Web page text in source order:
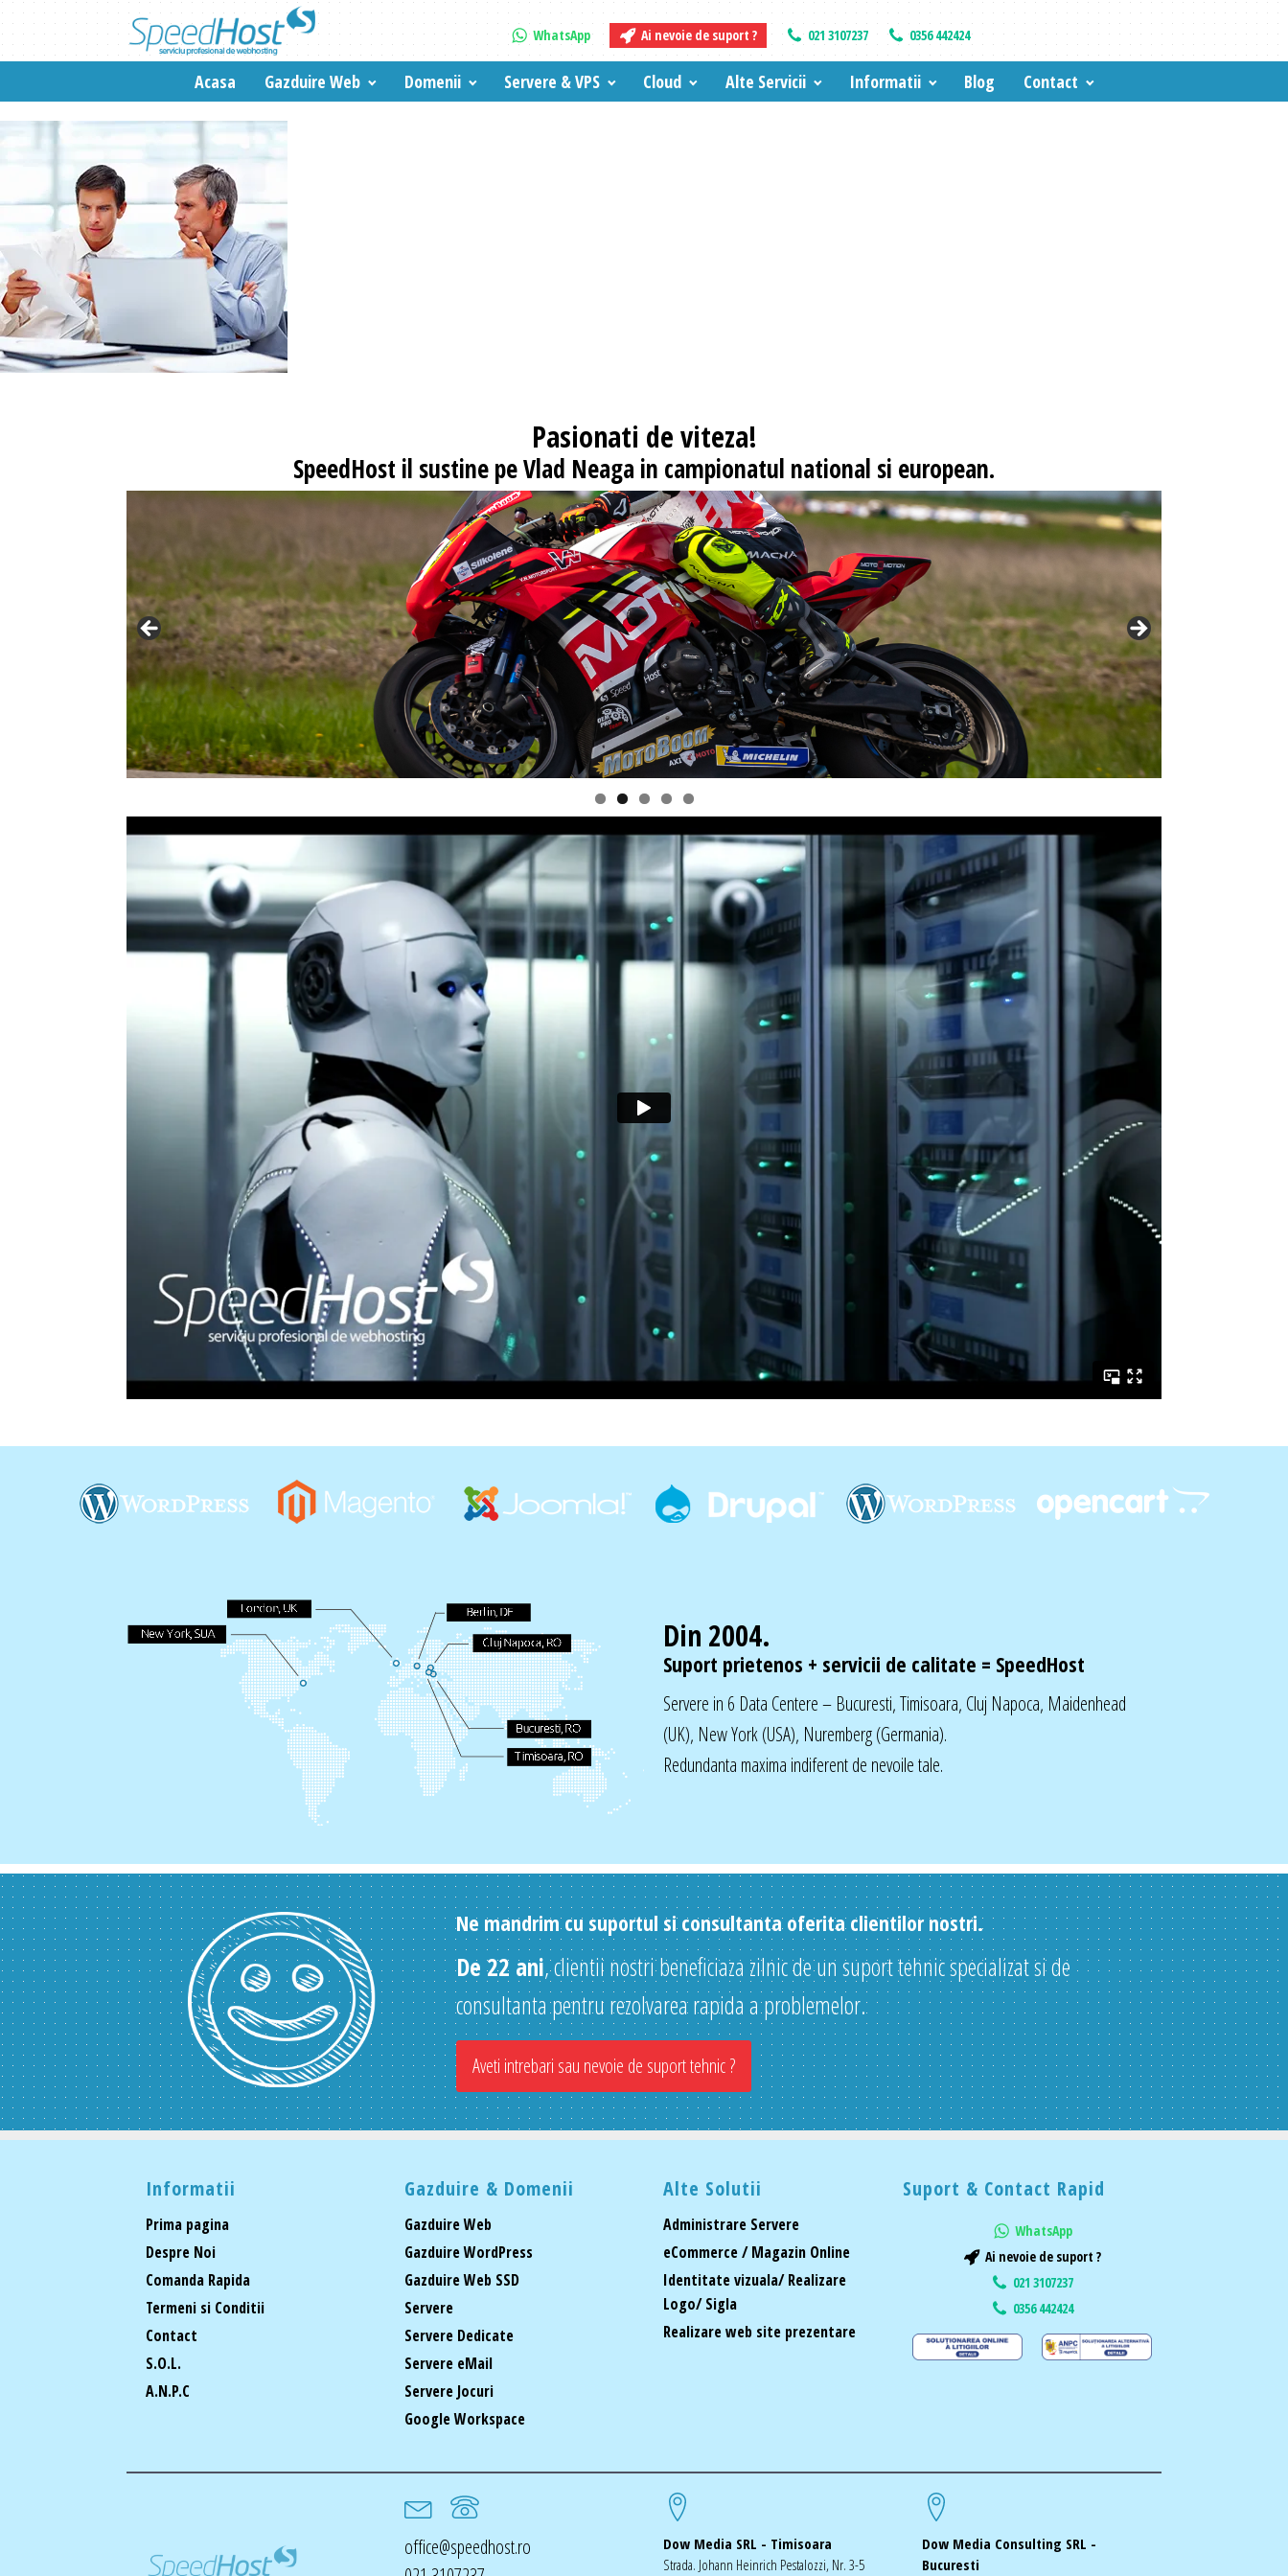
WhatsApp Ai nevoie de suport ? 021 3107237 0356 442424
Acasa Gazduire Web Domenii Servere & VPS Cloud Alte Servicii Informatii Blog Contact
Pasionati de viteza!
SpeedHost il sustine pe Vlad Neaga in campionatul national si european.
Din 2004.
Suport prietenos + servicii de calitate = SpeedHost
Servere in 6 Data Centere – Bucuresti, Timisoara, Cluj Napoca, Maidenhead
(UK), New York (USA), Nuremberg (Germania).
Redundanta maxima indiferent de nevoile tale.
Ne mandrim cu suportul si consultanta oferita clientilor nostri.
De 22 ani, clientii nostri beneficiaza zilnic de un suport tehnic specializat si de
consultanta pentru rezolvarea rapida a problemelor.
Aveti intrebari sau nevoie de suport tehnic ?
Informatii
Prima pagina
Despre Noi
Comanda Rapida
Termeni si Conditii
Contact
S.O.L.
A.N.P.C
Gazduire & Domenii
Gazduire Web
Gazduire WordPress
Gazduire Web SSD
Servere
Servere Dedicate
Servere eMail
Servere Jocuri
Google Workspace
Alte Solutii
Administrare Servere
eCommerce / Magazin Online
Identitate vizuala/ Realizare
Logo/ Sigla
Realizare web site prezentare
Suport & Contact Rapid
WhatsApp
Ai nevoie de suport ?
021 3107237
0356 442424
office@speedhost.ro
Dow Media SRL - Timisoara
Strada. Johann Heinrich Pestalozzi, Nr. 3-5
Dow Media Consulting SRL -
Bucuresti